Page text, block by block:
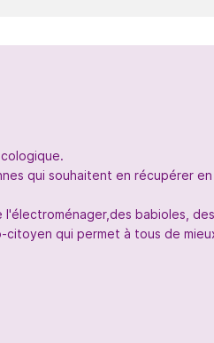
qui souhaitent en récupérer
babioles,
qui permet à tous de